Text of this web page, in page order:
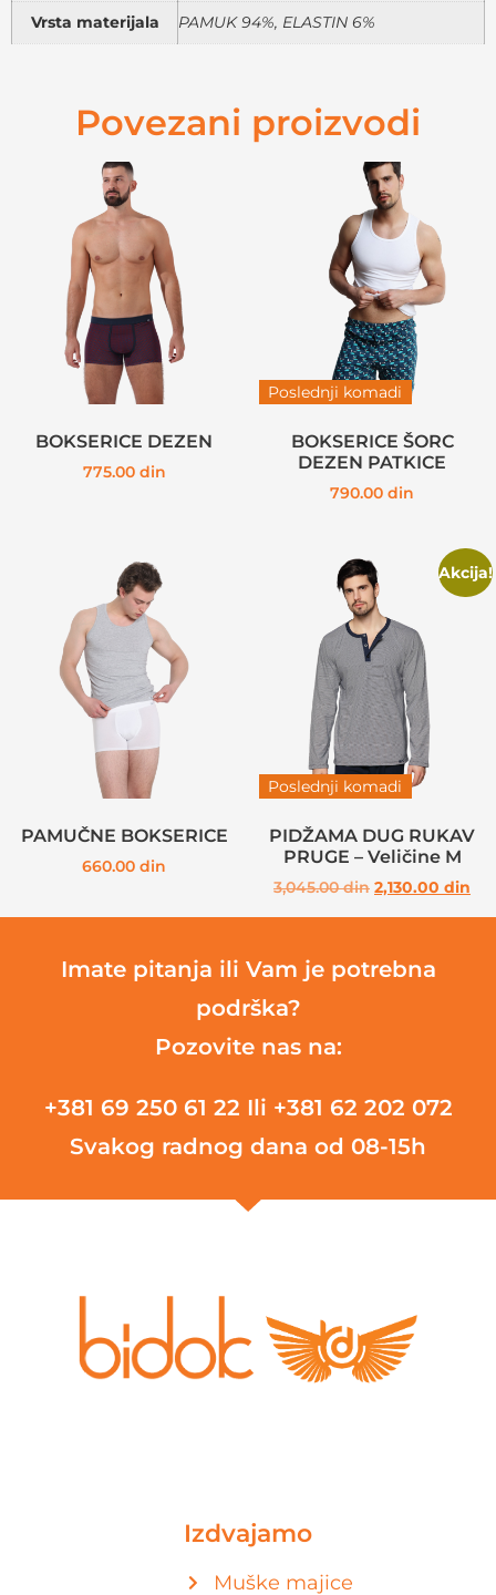
Vrsta materijala PAMUK 94%, ELASTIN 6%
Povezani proizvodi
BOKSERICE DEZEN
775.00 din
Poslednji komadi
BOKSERICE ŠORC
DEZEN PATKICE
790.00 din
PAMUČNE BOKSERICE
660.00 din
Akcija!
Poslednji komadi
PIDŽAMA DUG RUKAV
PRUGE – Veličine M
3,045.00din 2,130.00 din
Imate pitanja ili Vam je potrebna
podrška?
Pozovite nas na:
+381 69 250 61 22 Ili +381 62 202 072
Svakog radnog dana od 08-15h
Izdvajamo
Muške majice